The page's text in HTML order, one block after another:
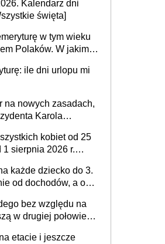
Kalendarz dni
święta]
w tym wieku
Polaków. W jakim
ile dni urlopu mi
na nowych zasadach,
Karola
świadczeń?
kobiet od 25
sierpnia 2026 r.
każde dziecko do 3.
od dochodów, a od
liczby urodzeń w
bez względu na
w drugiej połowie
etacie i jeszcze